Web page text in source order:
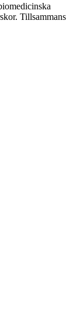
Tillsammans